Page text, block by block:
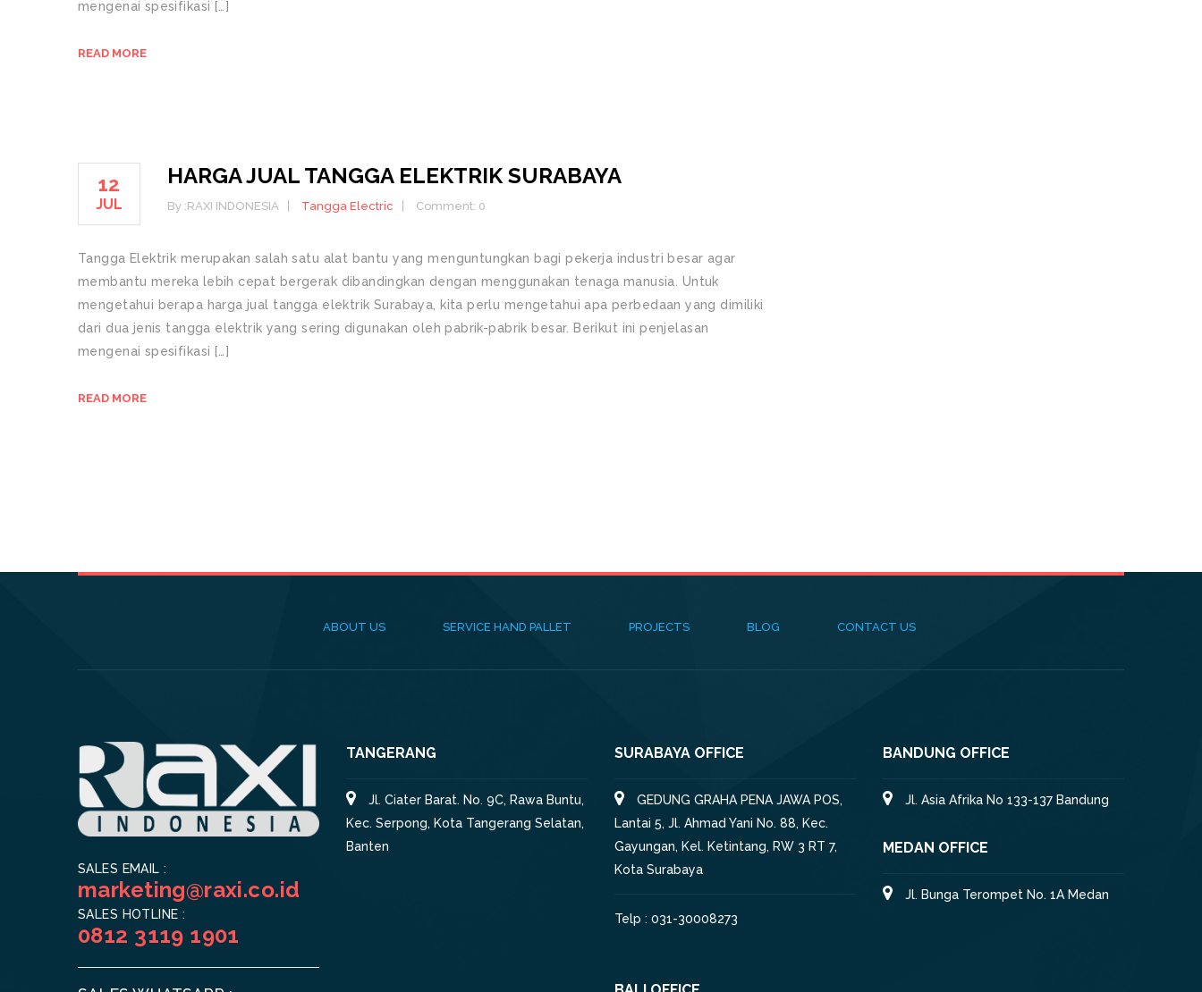
mengenai spesifikasi […]
READ MORE
12
JUL
HARGA JUAL TANGGA ELEKTRIK SURABAYA
By :RAXI INDONESIA Tangga Electric Comment: 0
Tangga Elektrik merupakan salah satu alat bantu yang menguntungkan bagi pekerja industri besar agar
membantu mereka lebih cepat bergerak dibandingkan dengan menggunakan tenaga manusia. Untuk
mengetahui berapa harga jual tangga elektrik Surabaya, kita perlu mengetahui apa perbedaan yang dimiliki
dari dua jenis tangga elektrik yang sering digunakan oleh pabrik-pabrik besar. Berikut ini penjelasan
mengenai spesifikasi […]
READ MORE
ABOUT US SERVICE HAND PALLET PROJECTS BLOG CONTACT US
SALES EMAIL :
marketing@raxi.co.id
SALES HOTLINE :
0812 3119 1901
TANGERANG
Jl. Ciater Barat. No. 9C, Rawa Buntu,
Kec. Serpong, Kota Tangerang Selatan,
Banten
SURABAYA OFFICE
GEDUNG GRAHA PENA JAWA POS,
Lantai 5, Jl. Ahmad Yani No. 88, Kec.
Gayungan, Kel. Ketintang, RW 3 RT 7,
Kota Surabaya
Telp : 031-30008273
BANDUNG OFFICE
Jl. Asia Afrika No 133-137 Bandung
MEDAN OFFICE
Jl. Bunga Terompet No. 1A Medan